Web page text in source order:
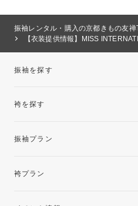
振袖レンタル・購入の京都きもの友禅
【衣装提供情報】MISS
振袖を探す
袴を探す
振袖プラン
レンタルプラン
袴プラン